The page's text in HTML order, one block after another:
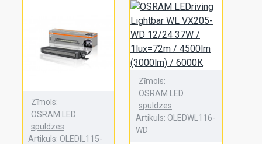
Zīmols:
OSRAM LED
spuldzes
Artikuls: OLEDIL115-
Zīmols:
OSRAM LED
spuldzes
Artikuls: OLEDWL116-
WD